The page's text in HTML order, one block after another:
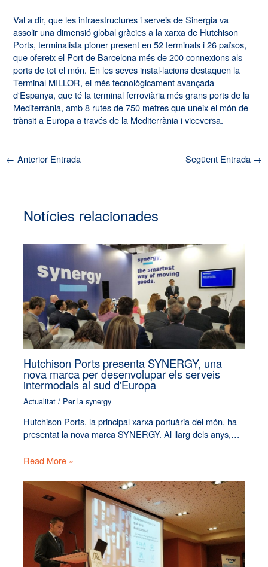
Val a dir, que les infraestructures i serveis de Sinergia va
assolir una dimensió global gràcies a la xarxa de Hutchison
Ports, terminalista pioner present en 52 terminals i 26 països,
que ofereix el Port de Barcelona més de 200 connexions als
ports de tot el món. En les seves instal·lacions destaquen la
Terminal MILLOR, el més tecnològicament avançada
d'Espanya, que té la terminal ferroviària més grans ports de la
Mediterrània, amb 8 rutes de 750 metres que uneix el món de
trànsit a Europa a través de la Mediterrània i viceversa.
← Anterior Entrada Següent Entrada →
Notícies relacionades
Hutchison Ports presenta SYNERGY, una
nova marca per desenvolupar els serveis
intermodals al sud d'Europa
Actualitat / Per la synergy
Hutchison Ports, la principal xarxa portuària del món, ha
presentat la nova marca SYNERGY. Al llarg dels anys,…
Read More »